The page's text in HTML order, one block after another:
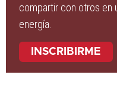
compartir con otros en
energía.
INSCRIBIRME